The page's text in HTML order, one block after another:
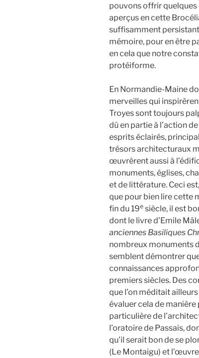
pouvons offrir quelques
aperçus en cette
suffisamment
mémoire, pour en être
en cela que notre
protéiforme.
En Normandie-Maine
merveilles qui
Troyes sont toujours
dû en partie à l’action
esprits éclairés,
trésors architecturaux
œuvrèrent aussi à
monuments, églises,
et de littérature. Ceci
que pour bien lire cette
fin du 19e siècle, il est
dont le livre d’Emile
anciennes Basiliques
nombreux monuments
semblent démontrer
connaissances
premiers siècles. Des
que l’on méditait
évaluer cela de manière
particulière de
l’oratoire de Passais,
qu’il serait bon de se
(Le Montaigu) et